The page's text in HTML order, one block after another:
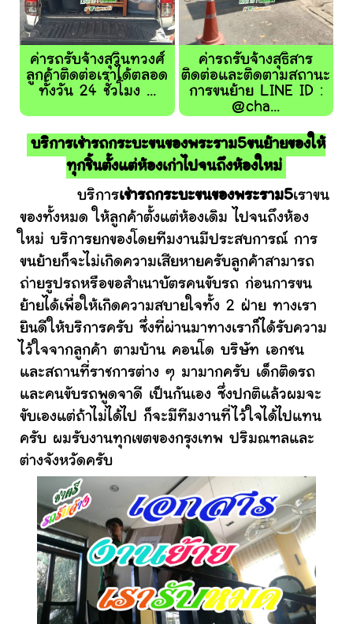
ค่ารถรับจ้างสุวินทวงศ์
ลูกค้าติดต่อเราได้ตลอด
ทั้งวัน 24 ชั่วโมง ...
ค่ารถรับจ้างสุธิสาร
ติดต่อและติดตามสถานะ
การขนย้าย LINE ID :
@cha...
บริการเช่ารถกระบะขนของพระราม5ขนย้ายของให้
ทุกชิ้นตั้งแต่ห้องเก่าไปจนถึงห้องใหม่
บริการเช่ารถกระบะขนของพระราม5เราขน
ของทั้งหมด ให้ลูกค้าตั้งแต่ห้องเดิม ไปจนถึงห้อง
ใหม่ บริการยกของโดยทีมงานมีประสบการณ์ การ
ขนย้ายก็จะไม่เกิดความเสียหายครับลูกค้าสามารถ
ถ่ายรูปรถหรือขอสำเนาบัตรคนขับรถ ก่อนการขน
ย้ายได้เพื่อให้เกิดความสบายใจทั้ง 2 ฝ่าย ทางเรา
ยินดีให้บริการครับ ซึ่งที่ผ่านมาทางเราก็ได้รับความ
ไว้ใจจากลูกค้า ตามบ้าน คอนโด บริษัท เอกชน
และสถานที่ราชการต่าง ๆ มามากครับ เด็กติดรถ
และคนขับรถพูดจาดี เป็นกันเอง ซึ่งปกติแล้วผมจะ
ขับเองแต่ถ้าไม่ได้ไป ก็จะมีทีมงานที่ไว้ใจได้ไปแทน
ครับ ผมรับงานทุกเขตของกรุงเทพ ปริมณฑลและ
ต่างจังหวัดครับ